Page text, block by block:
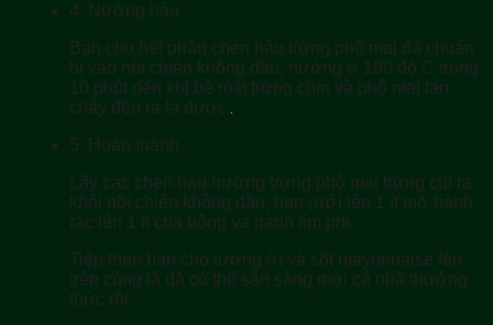
4. Nướng hàu
Bạn cho hết phần chén hàu trứng phô mai đã chuẩn
bị vào nồi chiên không dầu, nướng ở 180 độ C trong
10 phút đến khi bề mặt trứng chín và phô mai tan
chảy đều ra là được.
5. Hoàn thành
Lấy các chén hàu nướng trứng phô mai trứng cút ra
khỏi nồi chiên không dầu, bạn rưới lên 1 ít mỡ hành,
rắc lên 1 ít chà bông và hành tím phi.
Tiếp theo bạn cho tương ớt và sốt mayonnaise lên
trên cùng là đã có thể sẵn sàng mời cả nhà thưởng
thức rồi.